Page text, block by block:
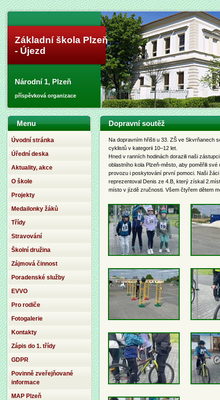
Základní škola Plzeň
- Újezd
Národní 1, Plzeň
příspěvková organizace
Dopravní soutěž
Na dopravním hřišti u 33. ZŠ ve Skvrňanech
cyklistů v kategorii 10–12 let.
Hned v ranních hodinách dorazili naši
oblastního kola Plzeň-město, aby poměřili
provozu i poskytování první pomoci. Naši
reprezentoval Denis ze 4.B, který získal
místo v jízdě zručnosti. Všem čtyřem dětem
Menu
Úvodní stránka
Úřední deska
Aktuality, akce
O škole
Projekty
Medailonky žáků
Třídy
Stravování
Školní družina
Zájmová činnost
Poradenské služby
EVVO
Pro rodiče
Fotogalerie
Kontakty
Zápis do 1. třídy
GDPR
Povinně zveřejňované
informace
MAP Plzeň